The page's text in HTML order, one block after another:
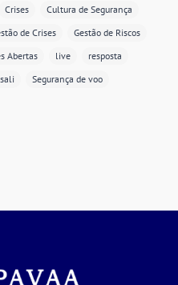
Crises
Cultura de Segurança
de Crises
Gestão de Riscos
Abertas live
resposta
Segurança de voo